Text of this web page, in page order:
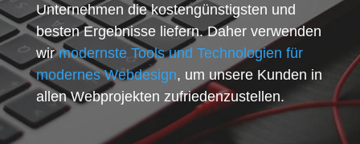
Unternehmen die kostengünstigsten und
besten Ergebnisse liefern. Daher verwenden
wirmodernste Tools und Technologien für
modernes Webdesign, um unsere Kunden in
allen Webprojekten zufriedenzustellen.